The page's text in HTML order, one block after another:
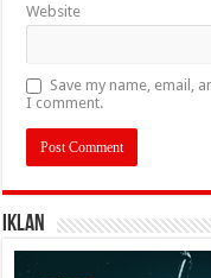
Website
Save my name, email,
I comment.
IKLAN